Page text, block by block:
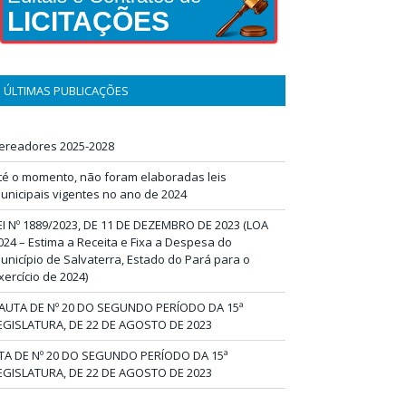
LICITAÇÕES
ÚLTIMAS PUBLICAÇÕES
2025-2028
o momento, não foram elaboradas leis
vigentes no ano de 2024
Nº 1889/2023, DE 11 DE DEZEMBRO DE 2023 (LOA
– Estima a Receita e Fixa a Despesa do
de Salvaterra, Estado do Pará para o
de 2024)
DE Nº 20 DO SEGUNDO PERÍODO DA 15ª
DE 22 DE AGOSTO DE 2023
DE Nº 20 DO SEGUNDO PERÍODO DA 15ª
DE 22 DE AGOSTO DE 2023